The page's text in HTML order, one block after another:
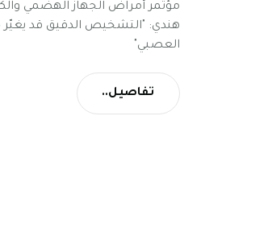
هندي: "التشخيص الدقيق قد يغيّر
العصبي"
تفاصيل..